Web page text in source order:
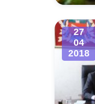
27
04
2018